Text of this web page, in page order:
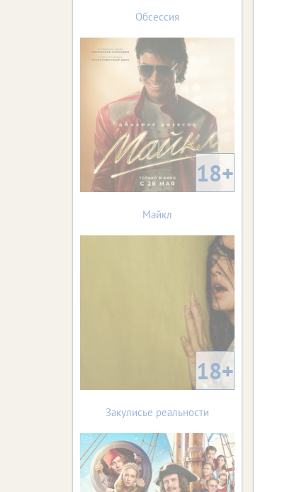
Обсессия
18+
Майкл
18+
Закулисье реальности